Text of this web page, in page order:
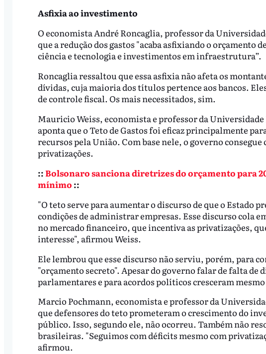
Asfixia ao investimento
O economista André Roncaglia, professor da
que a redução dos gastos "acaba asfixiando o orçamento
ciência e tecnologia e investimentos em infraestrutura”.
Roncaglia ressaltou que essa asfixia não afeta os
dívidas, cuja maioria dos títulos pertence aos bancos.
de controle fiscal. Os mais necessitados, sim.
Mauricio Weiss, economista e professor da Universidade
aponta que o Teto de Gastos foi eficaz principalmente
recursos pela União. Com base nele, o governo
privatizações.
::Bolsonaro sanciona diretrizes do orçamento para
mínimo ::
"O teto serve para aumentar o discurso de que o Estado
condições de administrar empresas. Esse discurso cola
no mercado financeiro, que incentiva as privatizações,
interesse", afirmou Weiss.
Ele lembrou que esse discurso não serviu, porém, para
"orçamento secreto". Apesar do governo falar de falta de
parlamentares e para acordos políticos cresceram
Marcio Pochmann, economista e professor da
que defensores do teto prometeram o crescimento do
público. Isso, segundo ele, não ocorreu. Também não
brasileiras. "Seguimos com déficits mesmo com
afirmou.